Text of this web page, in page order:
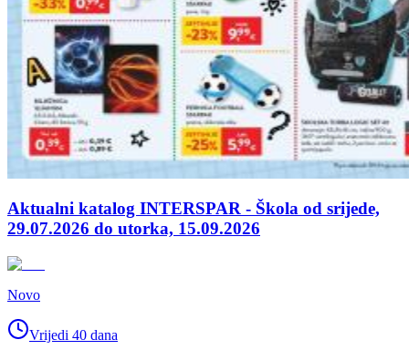
Aktualni katalog INTERSPAR - Škola od srijede,
29.07.2026 do utorka, 15.09.2026
Novo
Vrijedi 40 dana